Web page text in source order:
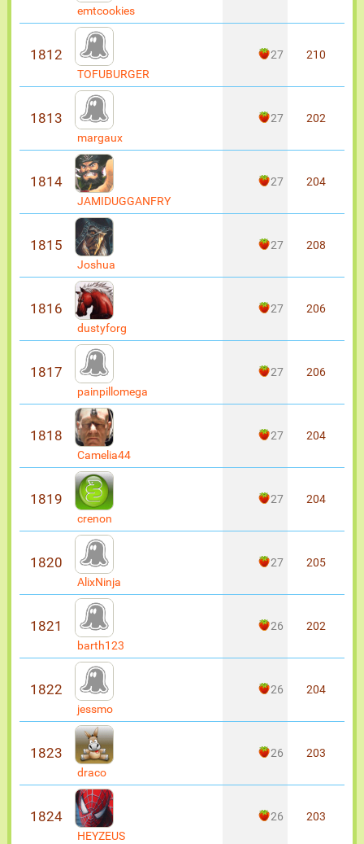
emtcookies
1812
TOFUBURGER
27 210
1813
margaux
27 202
1814
JAMIDUGGANFRY
27 204
1815
Joshua
27 208
1816
dustyforg
27 206
1817
painpillomega
27 206
1818
Camelia44
27 204
1819
crenon
27 204
1820
AlixNinja
27 205
1821
barth123
26 202
1822
jessmo
26 204
1823
draco
26 203
1824
HEYZEUS
26 203